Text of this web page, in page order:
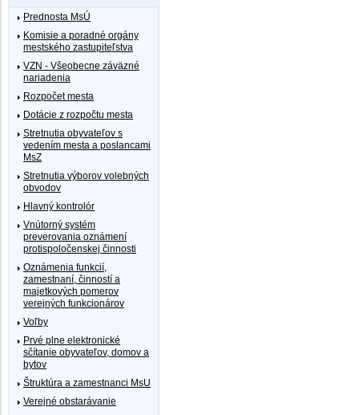
Prednosta MsÚ
Komisie a poradné orgány
mestského zastupiteľstva
VZN - Všeobecne záväzné
nariadenia
Rozpočet mesta
Dotácie z rozpočtu mesta
Stretnutia obyvateľov s
vedením mesta a poslancami
MsZ
Stretnutia výborov volebných
obvodov
Hlavný kontrolór
Vnútorný systém
preverovania oznámení
protispoločenskej činnosti
Oznámenia funkcií,
zamestnaní, činností a
majetkových pomerov
verejných funkcionárov
Voľby
Prvé plne elektronické
sčítanie obyvateľov, domov a
bytov
Štruktúra a zamestnanci MsU
Verejné obstarávanie